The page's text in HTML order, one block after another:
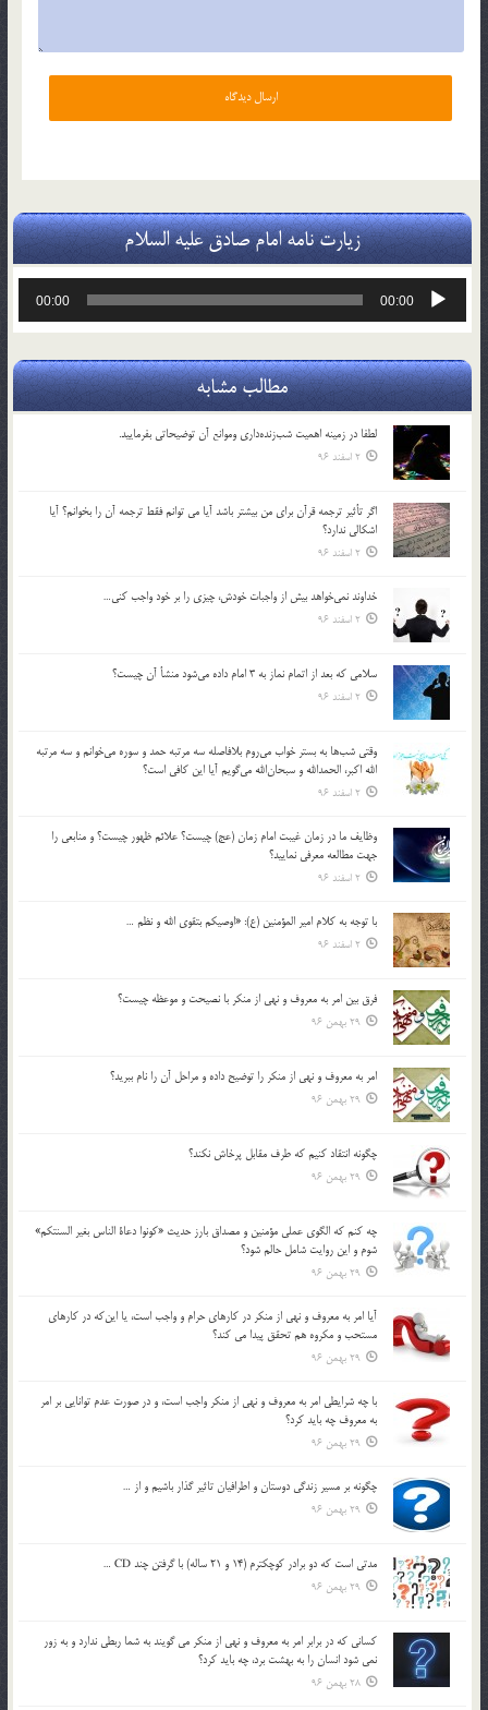
زیارت نامه امام صادق علیه السلام
پخش‌کننده
00:00
00:00
مطالب مشابه
لطفا در زمينه اهميت شب‌زنده‌داري وموانع آن توضيحاتي بفرماييد.
2 اسفند 96
اگر تأثير ترجمه قرآن براي من بيشتر باشد آيا مي توانم فقط ترجمه آن را بخوانم؟ آيا
اشكالي ندارد؟
2 اسفند 96
خداوند نمي‌خواهد بيش از واجبات خودش، چيزي را بر خود واجب كني…
2 اسفند 96
سلامي كه بعد از اتمام نماز به 3 امام داده مي‌شود منشأ آن چيست؟
2 اسفند 96
وقتي شب‌ها به بستر خواب مي‌روم بلافاصله سه مرتبه حمد و سوره مي‌خوانم و سه مرتبه
الله اكبر، الحمدالله و سبحان‌الله مي‌گويم آيا اين كافي است؟
2 اسفند 96
وظايف ما در زمان غيبت امام زمان (عج) چيست؟ علائم ظهور چيست؟ و منابعي را
جهت مطالعه معرفي نماييد؟
2 اسفند 96
با توجه به كلام امير المؤمنين (ع): «اوصيكم بتقوي الله و نظم …
2 اسفند 96
فرق بين امر به معروف و نهي از منكر با نصيحت و موعظه چيست؟
29 بهمن 96
امر به معروف و نهي از منكر را توضيح داده و مراحل آن را نام ببريد؟
29 بهمن 96
چگونه انتقاد كنيم كه طرف مقابل پرخاش نكند؟
29 بهمن 96
چه كنم كه الگوي عملي مؤمنين و مصداق بارز حديث «كونوا دعاة الناس بغير السنتكم»
شوم و اين روايت شامل حالم شود؟
29 بهمن 96
آيا امر به معروف و نهي از منكر در كارهاي حرام و واجب است، يا اين‌كه در كارهاي
مستحب و مكروه هم تحقق پيدا مي كند؟
29 بهمن 96
با چه شرايطي امر به معروف و نهي از منکر واجب است، و در صورت عدم توانايي بر امر
به معروف چه بايد کرد؟
29 بهمن 96
چگونه بر مسير زندگي دوستان و اطرافيان تاثير گذار باشيم و از …
29 بهمن 96
مدتي است كه دو برادر كوچكترم (14 و 21 ساله) با گرفتن چند CD …
29 بهمن 96
كساني كه در برابر امر به معروف و نهي از منكر مي گويند به شما ربطي ندارد و به زور
نمي شود انسان را به بهشت برد، چه بايد كرد؟
28 بهمن 96